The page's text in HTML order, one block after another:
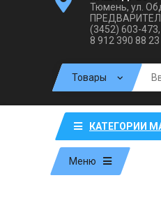
Тюмень, ул.
(3452) 603-473,
8 912 390 88 23
КАТЕГОРИИ
Меню